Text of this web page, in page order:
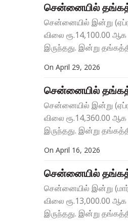
சென்னையில்
சென்னையில் இன்று
விலை ரூ.14,100.00
இருந்தது. இன்று
On April 29, 2026
சென்னையில்
சென்னையில் இன்று
விலை ரூ.14,360.00
இருந்தது. இன்று
On April 16, 2026
சென்னையில்
சென்னையில் இன்று
விலை ரூ.13,000.00
இருந்தது. இன்று